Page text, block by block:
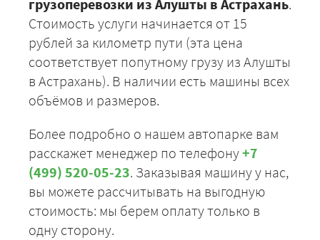
грузоперевозки из Алушты в Астрахань.
Стоимость услуги начинается от 15
рублей за километр пути (эта цена
соответствует попутному грузу из Алушты
в Астрахань). В наличии есть машины всех
объёмов и размеров.
Более подробно о нашем автопарке вам
расскажет менеджер по телефону+7
(499) 520-05-23. Заказывая машину у нас,
вы можете рассчитывать на выгодную
стоимость: мы берем оплату только в
одну сторону.